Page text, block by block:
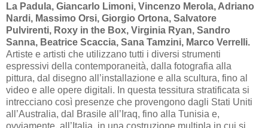
La Padula, Giancarlo Limoni, Vincenzo Merola, Adriano
Nardi, Massimo Orsi, Giorgio Ortona, Salvatore
Pulvirenti, Roxy in the Box, Virginia Ryan, Sandro
Sanna, Beatrice Scaccia, Sana Tamzini, Marco Verrelli.
Artiste e artisti che utilizzano tutti i diversi strumenti
espressivi della contemporaneità, dalla fotografia alla
pittura, dal disegno all’installazione e alla scultura, fino al
video e alle opere digitali. In questa tessitura stratificata si
intrecciano così presenze che provengono dagli Stati Uniti
all’Australia, dal Brasile all’Iraq, fino alla Tunisia e,
ovviamente, all’Italia, in una costruzione multipla in cui si